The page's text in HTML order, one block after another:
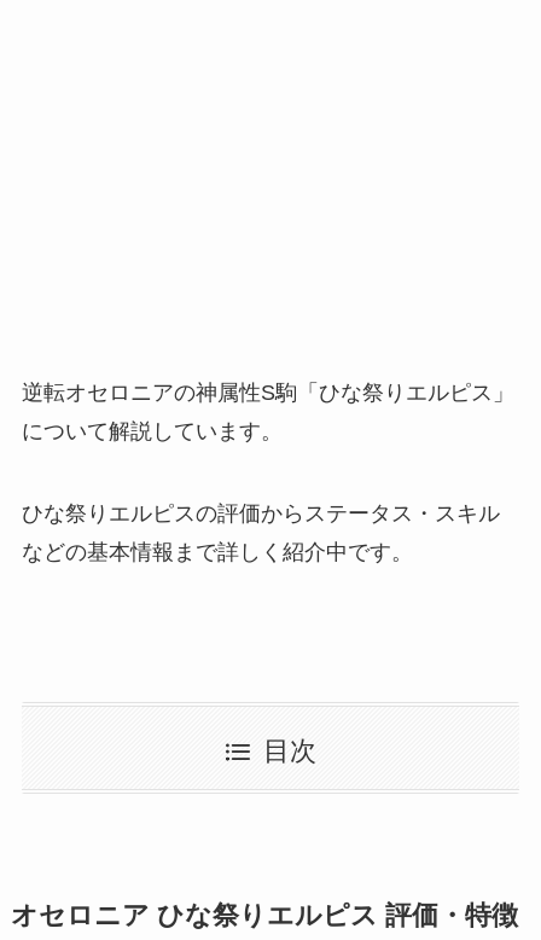
逆転オセロニアの神属性S駒「ひな祭りエルピス」
について解説しています。
ひな祭りエルピスの評価からステータス・スキル
などの基本情報まで詳しく紹介中です。
目次
オセロニア ひな祭りエルピス 評価・特徴